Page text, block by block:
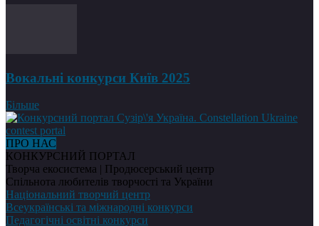
Вокальні конкурси Київ 2025
Більше
ПРО НАС
КОНКУРСНИЙ ПОРТАЛ
Творча екосистема | Продюсерський центр
Спільнота любителів творчості та України
Національний творчий центр
Всеукраїнські та міжнародні конкурси
Педагогічні освітні конкурси